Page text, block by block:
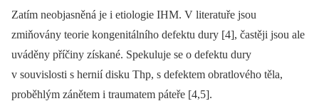
Zatím neobjasněná je i etiologie IHM. V literatuře jsou
zmiňovány teorie kongenitálního defektu dury [4], častěji jsou ale
uváděny příčiny získané. Spekuluje se o defektu dury
v souvislosti s hernií disku Thp, s defektem obratlového těla,
proběhlým zánětem i traumatem páteře [4,5].